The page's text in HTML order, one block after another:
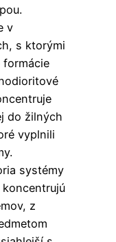
v
s ktorými
formácie
do žilných
vyplnili
systémy
z